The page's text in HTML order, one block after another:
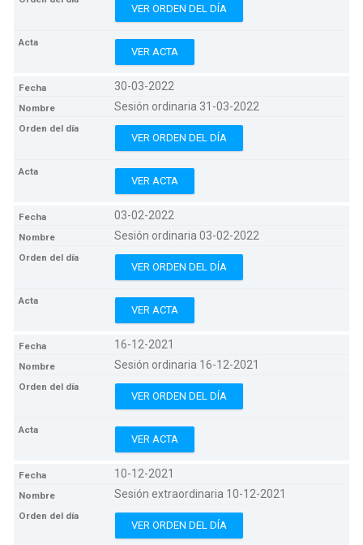
VER ORDEN DEL DÍA
VER ACTA
30-03-2022
Sesión ordinaria 31-03-2022
VER ORDEN DEL DÍA
VER ACTA
03-02-2022
Sesión ordinaria 03-02-2022
VER ORDEN DEL DÍA
VER ACTA
16-12-2021
Sesión ordinaria 16-12-2021
VER ORDEN DEL DÍA
VER ACTA
10-12-2021
Sesión extraordinaria 10-12-2021
VER ORDEN DEL DÍA